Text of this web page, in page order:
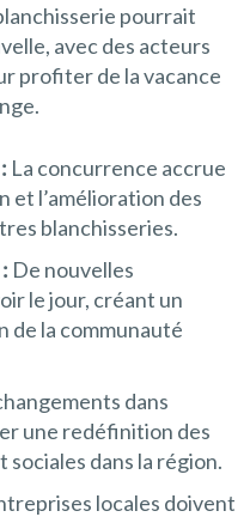
pourrait
avec des acteurs
profiter de la vacance
La concurrence accrue
et l’amélioration des
blanchisseries.
De nouvelles
le jour, créant un
de la communauté
dans
une redéfinition des
dans la région.
locales doivent